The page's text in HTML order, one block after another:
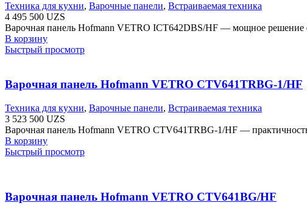
Техника для кухни, Варочные панели, Встраиваемая техника
4 495 500 UZS
Варочная панель Hofmann VETRO ICT642DBS/HF — мощное решение
В корзину
Быстрый просмотр
Варочная панель Hofmann VETRO CTV641TRBG-1/HF
Техника для кухни, Варочные панели, Встраиваемая техника
3 523 500 UZS
Варочная панель Hofmann VETRO CTV641TRBG-1/HF —
В корзину
Быстрый просмотр
Варочная панель Hofmann VETRO CTV641BG/HF